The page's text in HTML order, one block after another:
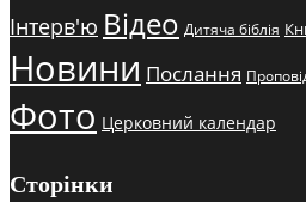
Інтерв'ю Відео Дитяча біблія
Новини Послання
Фото Церковний календар
Сторінки